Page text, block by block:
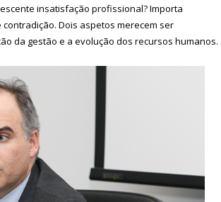
insatisfação profissional? Importa
Dois aspetos merecem ser
da gestão e a evolução dos recursos humanos.